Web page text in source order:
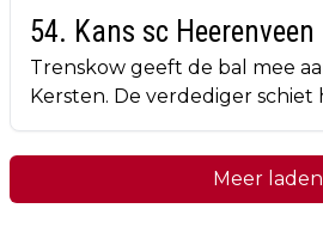
54. Kans sc Heerenveen
Trenskow geeft de bal mee
Kersten. De verdediger schiet
Meer laden